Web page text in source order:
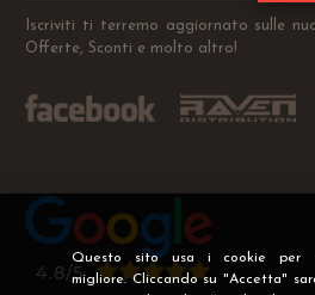
Questo sito usa i cookie per
migliore. Cliccando su "Accetta"
Iscriviti ti terremo aggiornato sulle
Offerte, Sconti e molto altro!